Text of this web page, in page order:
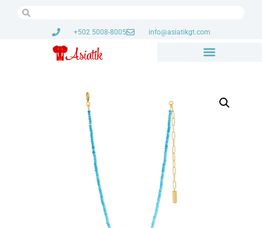
+502 5008-8005 info@asiatikgt.com